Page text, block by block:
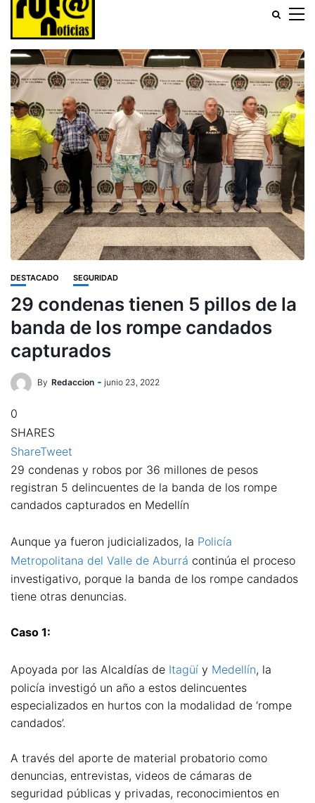
DESTACADO SEGURIDAD
29 condenas tienen 5 pillos de la
banda de los rompe candados
capturados
By Redaccion junio 23, 2022
0
SHARES
ShareTweet
29 condenas y robos por 36 millones de pesos
registran 5 delincuentes de la banda de los rompe
candados capturados en Medellín
Aunque ya fueron judicializados, la Policía
Metropolitana del Valle de Aburrá continúa el proceso
investigativo, porque la banda de los rompe candados
tiene otras denuncias.
Caso 1:
Apoyada por las Alcaldías de Itagüí y Medellín, la
policía investigó un año a estos delincuentes
especializados en hurtos con la modalidad de ‘rompe
candados’.
A través del aporte de material probatorio como
denuncias, entrevistas, videos de cámaras de
seguridad públicas y privadas, reconocimientos en